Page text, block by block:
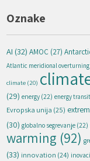
Oznake
AI (32) AMOC (27)
Atlantic meridional
climate (20)
(29) energy (22) energy
Evropska unija (25)
(30) globalno segrevanje (22)
warming (92)
(33) innovation (24)